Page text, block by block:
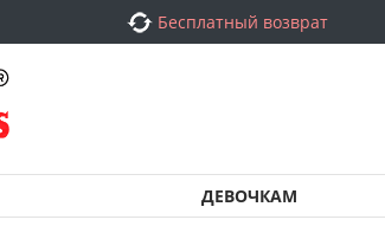
Бесплатный возврат
ДЕВОЧКАМ